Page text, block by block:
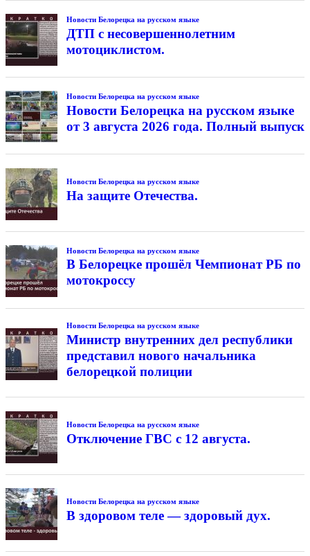
Новости Белорецка на русском языке
ДТП с несовершеннолетним
мотоциклистом.
Новости Белорецка на русском языке
Новости Белорецка на русском языке
от 3 августа 2026 года. Полный выпуск
Новости Белорецка на русском языке
На защите Отечества.
Новости Белорецка на русском языке
В Белорецке прошёл Чемпионат РБ по
мотокроссу
Новости Белорецка на русском языке
Министр внутренних дел республики
представил нового начальника
белорецкой полиции
Новости Белорецка на русском языке
Отключение ГВС с 12 августа.
Новости Белорецка на русском языке
В здоровом теле — здоровый дух.